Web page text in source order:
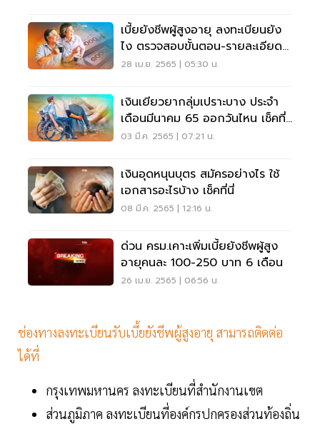
เบี้ยยังชีพผู้สูงอายุ ลงทะเบียนยัง
ไง ตรวจสอบขั้นตอน-รายละเอียดที่
นี่
28 เม.ย. 2565 | 05:30 น.
เงินเยียวยากลุ่มเปราะบาง ประจำ
เดือนมีนาคม 65 ออกวันไหน เช็คที่
นี่
03 มี.ค. 2565 | 07:21 น.
เงินอุดหนุนบุตร สมัครอย่างไร ใช้
เอกสารอะไรบ้าง เช็คที่นี่
08 มี.ค. 2565 | 12:16 น.
ด่วน ครม.เคาะเพิ่มเบี้ยยังชีพผู้สูง
อายุคนละ 100-250 บาท 6 เดือน
26 เม.ย. 2565 | 06:56 น.
ช่องทางลงทะเบียนรับเบี้ยยังชีพผู้สูงอายุ สามารถติดต่อ
ได้ที่
กรุงเทพมหานคร ลงทะเบียนที่สํานักงานเขต
ส่วนภูมิภาค ลงทะเบียนที่องค์กรปกครองส่วนท้องถิ่น